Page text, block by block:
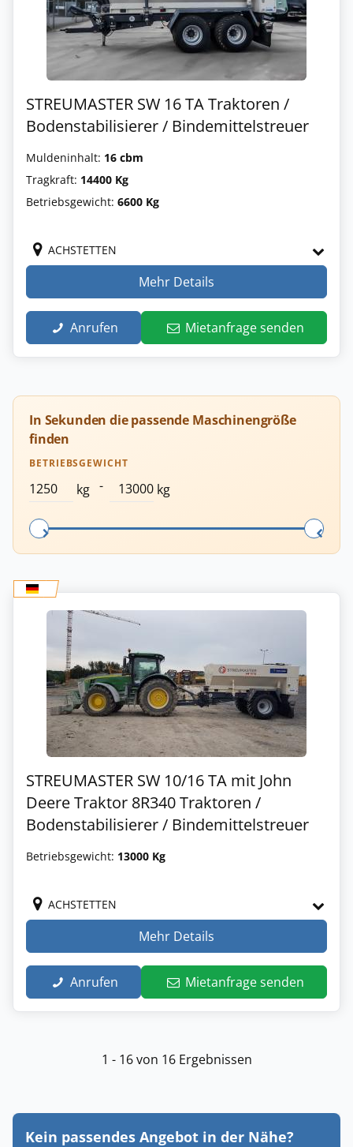
STREUMASTER SW 16 TA Traktoren /
Bodenstabilisierer / Bindemittelstreuer
Muldeninhalt: 16 cbm
Tragkraft: 14400 Kg
Betriebsgewicht: 6600 Kg
ACHSTETTEN
Mehr Details
Anrufen Mietanfrage senden
In Sekunden die passende Maschinengröße
finden
BETRIEBSGEWICHT
kg - kg
STREUMASTER SW 10/16 TA mit John
Deere Traktor 8R340 Traktoren /
Bodenstabilisierer / Bindemittelstreuer
Betriebsgewicht: 13000 Kg
ACHSTETTEN
Mehr Details
Anrufen Mietanfrage senden
1 - 16 von 16 Ergebnissen
Kein passendes Angebot in der Nähe?